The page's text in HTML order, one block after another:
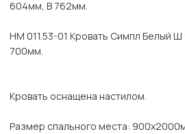
604мм, В 762мм.
НМ 011.53-01 Кровать Симпл Белый
700мм.
Кровать оснащена настилом.
Размер спального места: